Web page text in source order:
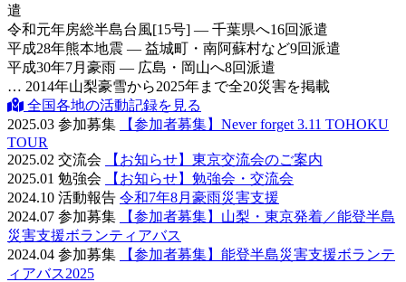
遣
令和元年房総半島台風[15号] — 千葉県へ16回派遣
平成28年熊本地震 — 益城町・南阿蘇村など9回派遣
平成30年7月豪雨 — 広島・岡山へ8回派遣
… 2014年山梨豪雪から2025年まで全20災害を掲載
全国各地の活動記録を見る
2025.03 参加募集
【参加者募集】Never forget 3.11 TOHOKU
TOUR
2025.02 交流会
【お知らせ】東京交流会のご案内
2025.01 勉強会
【お知らせ】勉強会・交流会
2024.10 活動報告 令和7年8月豪雨災害支援
2024.07 参加募集
【参加者募集】山梨・東京発着／能登半島
災害支援ボランティアバス
2024.04 参加募集
【参加者募集】能登半島災害支援ボランテ
ィアバス2025